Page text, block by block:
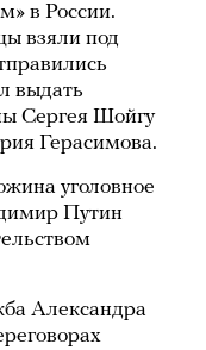
в России.
взяли под
выдать
Сергея Шойгу
Герасимова.
уголовное
Путин
Александра